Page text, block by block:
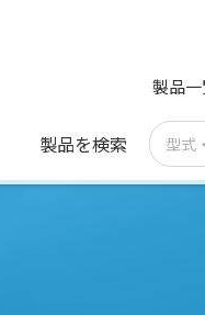
製品一
製品を検索